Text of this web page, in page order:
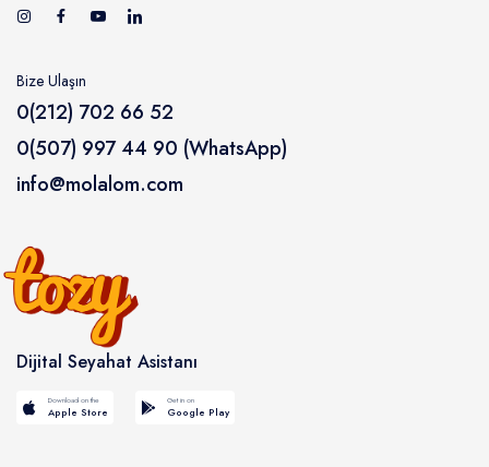
Bize Ulaşın
0(212) 702 66 52
0(507) 997 44 90 (WhatsApp)
info@molalom.com
Dijital Seyahat Asistanı
Download on the
Apple Store
Get in on
Google Play